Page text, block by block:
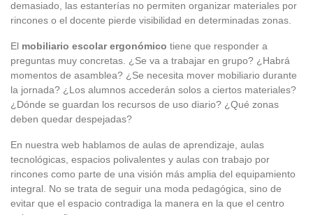
demasiado, las estanterías no permiten organizar materiales por
rincones o el docente pierde visibilidad en determinadas zonas.
El mobiliario escolar ergonómico tiene que responder a
preguntas muy concretas. ¿Se va a trabajar en grupo? ¿Habrá
momentos de asamblea? ¿Se necesita mover mobiliario durante
la jornada? ¿Los alumnos accederán solos a ciertos materiales?
¿Dónde se guardan los recursos de uso diario? ¿Qué zonas
deben quedar despejadas?
En nuestra web hablamos de aulas de aprendizaje, aulas
tecnológicas, espacios polivalentes y aulas con trabajo por
rincones como parte de una visión más amplia del equipamiento
integral. No se trata de seguir una moda pedagógica, sino de
evitar que el espacio contradiga la manera en la que el centro